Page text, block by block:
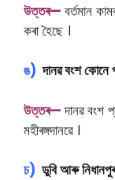
উত্তৰ— বৰ্তমান
কৰা হৈছে ।
ঙ) দানৱ বংশ কোনে
উত্তৰ—দানৱ বংশ
মহীৰঙ্গদানৱে ।
চ) ডুবি আৰু